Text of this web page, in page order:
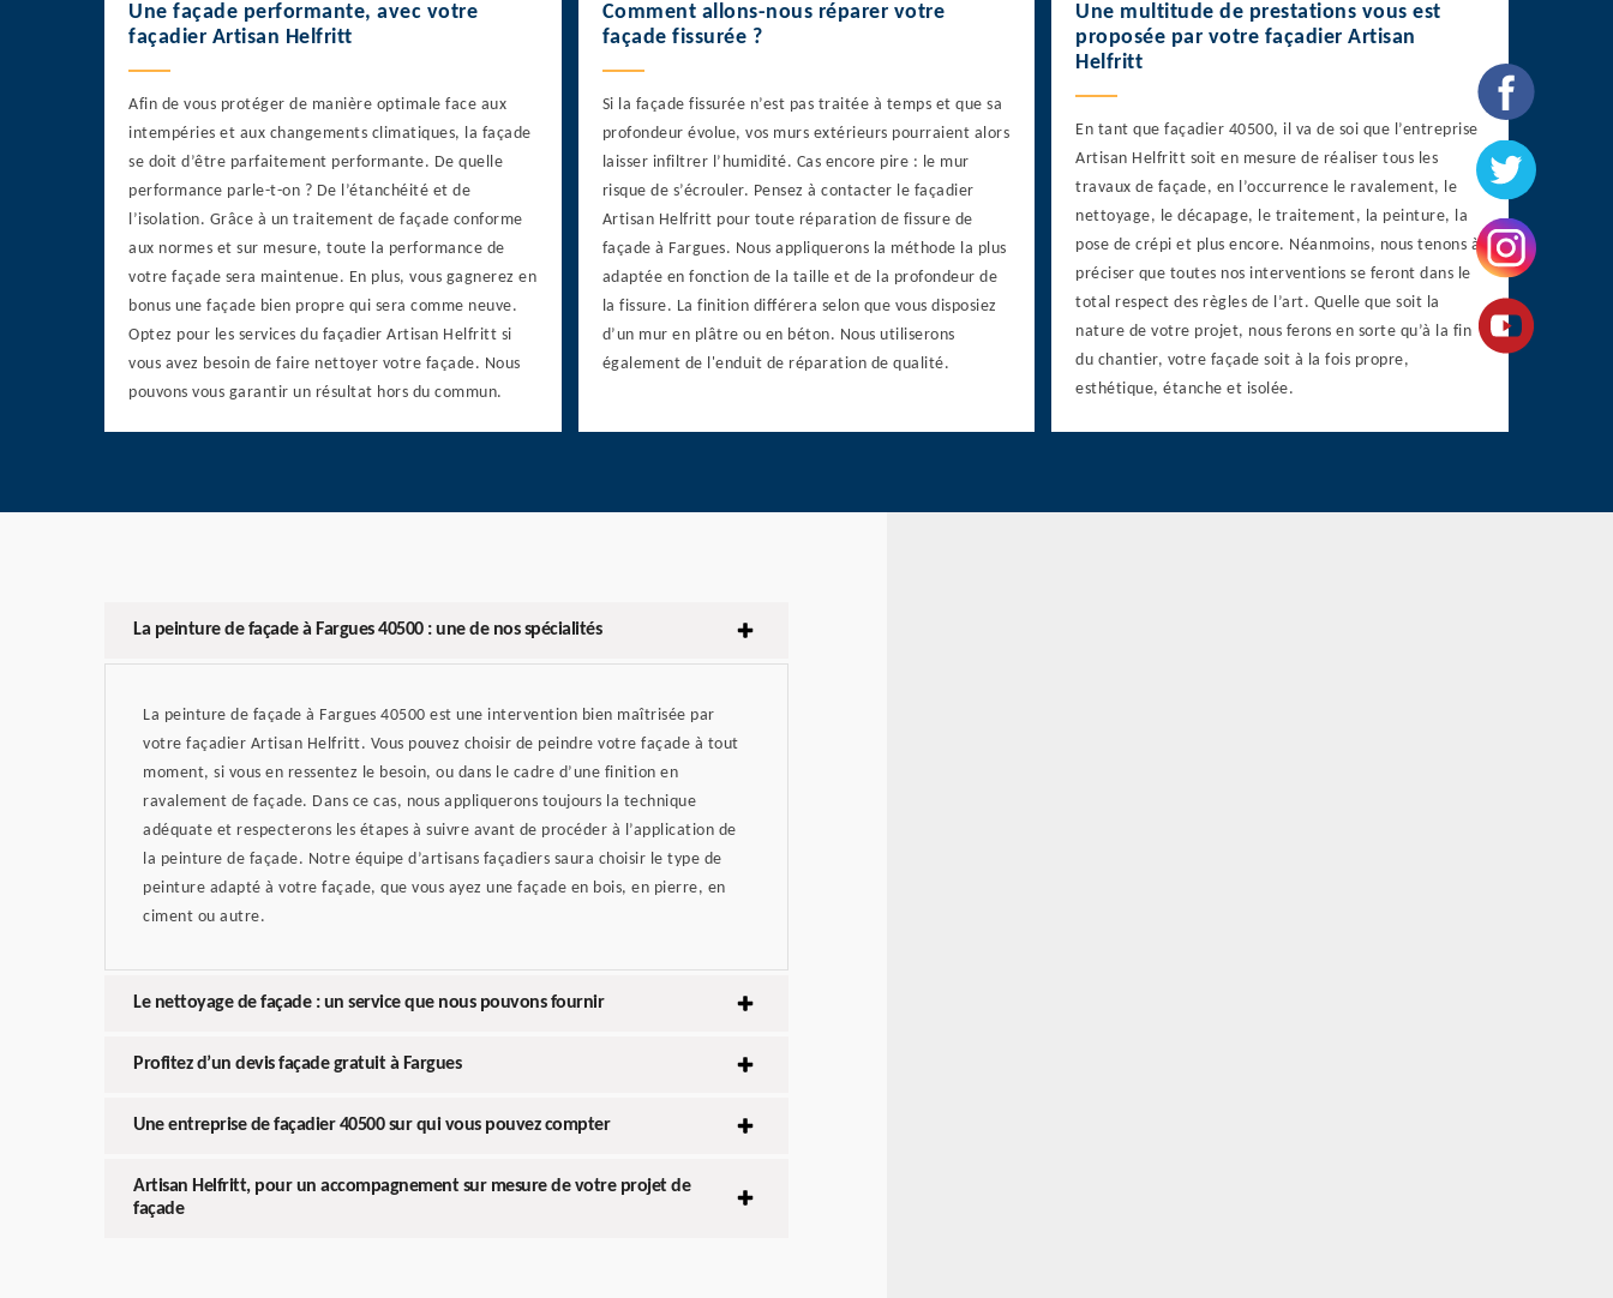
Une façade performante, avec votre
façadier Artisan Helfritt
Afin de vous protéger de manière optimale face aux
intempéries et aux changements climatiques, la façade
se doit d’être parfaitement performante. De quelle
performance parle-t-on ? De l’étanchéité et de
l’isolation. Grâce à un traitement de façade conforme
aux normes et sur mesure, toute la performance de
votre façade sera maintenue. En plus, vous gagnerez en
bonus une façade bien propre qui sera comme neuve.
Optez pour les services du façadier Artisan Helfritt si
vous avez besoin de faire nettoyer votre façade. Nous
pouvons vous garantir un résultat hors du commun.
Comment allons-nous réparer votre
façade fissurée ?
Si la façade fissurée n’est pas traitée à temps et que sa
profondeur évolue, vos murs extérieurs pourraient alors
laisser infiltrer l’humidité. Cas encore pire : le mur
risque de s’écrouler. Pensez à contacter le façadier
Artisan Helfritt pour toute réparation de fissure de
façade à Fargues. Nous appliquerons la méthode la plus
adaptée en fonction de la taille et de la profondeur de
la fissure. La finition différera selon que vous disposiez
d’un mur en plâtre ou en béton. Nous utiliserons
également de l'enduit de réparation de qualité.
Une multitude de prestations vous est
proposée par votre façadier Artisan
Helfritt
En tant que façadier 40500, il va de soi que l’entreprise
Artisan Helfritt soit en mesure de réaliser tous les
travaux de façade, en l’occurrence le ravalement, le
nettoyage, le décapage, le traitement, la peinture, la
pose de crépi et plus encore. Néanmoins, nous tenons à
préciser que toutes nos interventions se feront dans le
total respect des règles de l’art. Quelle que soit la
nature de votre projet, nous ferons en sorte qu’à la fin
du chantier, votre façade soit à la fois propre,
esthétique, étanche et isolée.
La peinture de façade à Fargues 40500 : une de nos spécialités
La peinture de façade à Fargues 40500 est une intervention bien maîtrisée par
votre façadier Artisan Helfritt. Vous pouvez choisir de peindre votre façade à tout
moment, si vous en ressentez le besoin, ou dans le cadre d’une finition en
ravalement de façade. Dans ce cas, nous appliquerons toujours la technique
adéquate et respecterons les étapes à suivre avant de procéder à l’application de
la peinture de façade. Notre équipe d’artisans façadiers saura choisir le type de
peinture adapté à votre façade, que vous ayez une façade en bois, en pierre, en
ciment ou autre.
Le nettoyage de façade : un service que nous pouvons fournir
Profitez d’un devis façade gratuit à Fargues
Une entreprise de façadier 40500 sur qui vous pouvez compter
Artisan Helfritt, pour un accompagnement sur mesure de votre projet de
façade